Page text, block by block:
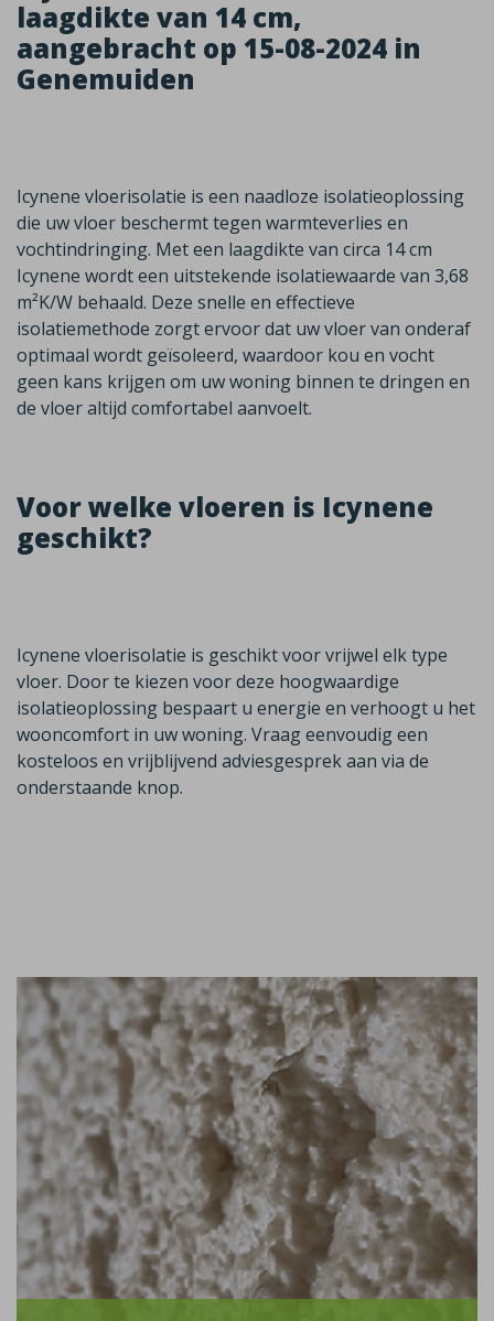
laagdikte van 14 cm,
aangebracht op 15-08-2024 in
Genemuiden
Icynene vloerisolatie is een naadloze isolatieoplossing
die uw vloer beschermt tegen warmteverlies en
vochtindringing. Met een laagdikte van circa 14 cm
Icynene wordt een uitstekende isolatiewaarde van 3,68
m²K/W behaald. Deze snelle en effectieve
isolatiemethode zorgt ervoor dat uw vloer van onderaf
optimaal wordt geïsoleerd, waardoor kou en vocht
geen kans krijgen om uw woning binnen te dringen en
de vloer altijd comfortabel aanvoelt.
Voor welke vloeren is Icynene
geschikt?
Icynene vloerisolatie is geschikt voor vrijwel elk type
vloer. Door te kiezen voor deze hoogwaardige
isolatieoplossing bespaart u energie en verhoogt u het
wooncomfort in uw woning. Vraag eenvoudig een
kosteloos en vrijblijvend adviesgesprek aan via de
onderstaande knop.